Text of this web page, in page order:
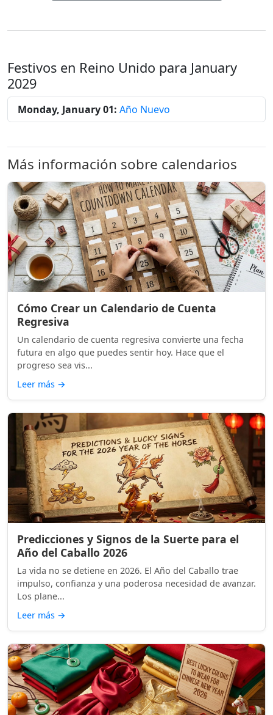
Festivos en Reino Unido para January
2029
Monday, January 01: Año Nuevo
Más información sobre calendarios
Cómo Crear un Calendario de Cuenta
Regresiva
Un calendario de cuenta regresiva convierte una fecha
futura en algo que puedes sentir hoy. Hace que el
progreso sea vis...
Leer más →
Predicciones y Signos de la Suerte para el
Año del Caballo 2026
La vida no se detiene en 2026. El Año del Caballo trae
impulso, confianza y una poderosa necesidad de avanzar.
Los plane...
Leer más →